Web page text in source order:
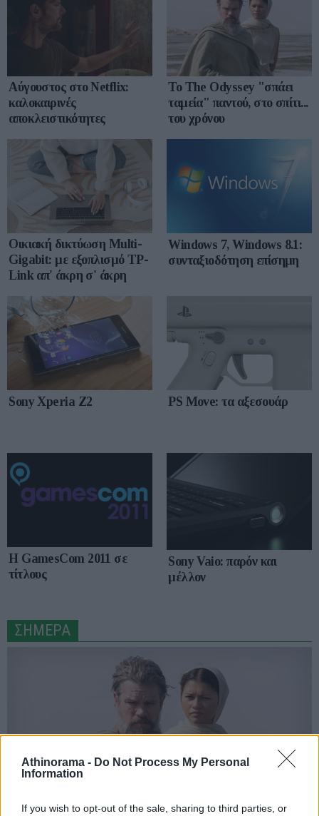
Athinorama - Do Not Process My Personal
Information
If you wish to opt-out of the sale, sharing to third parties, or
Αύγουστος στο Netflix:
καλοκαιρινές
αποκλειστικότητες
To The Odyssey "σπάει
ταμεία" παντού, στο σπίτι...
του χρόνου
Οικιακή δικτύωση Multi-
Gigabit: με εξοπλισμό TP-
Link απ' άκρη σ' άκρη
Windows 7, Windows 8.1:
συνταξιοδότηση επίσημη
Sony Xperia Z2 PS Move: τα αξεσουάρ
H GamesCom 2011 σε
τίτλους
Sony Vaio: παρόν και
μέλλον
ΣΗΜΕΡΑ